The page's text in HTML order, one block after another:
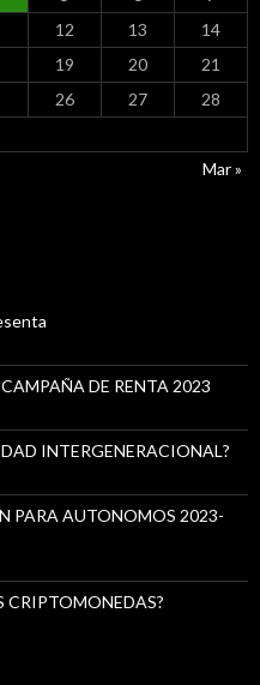
12 13
14
19 20
21
26 27
28
Mar »
DE RENTA 2023
INTERGENERACIONAL?
PARA AUTONOMOS 2023-
CRIPTOMONEDAS?